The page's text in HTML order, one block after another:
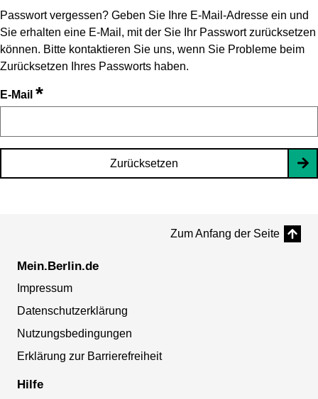
Passwort vergessen? Geben Sie Ihre E-Mail-Adresse ein und
Sie erhalten eine E-Mail, mit der Sie Ihr Passwort zurücksetzen
können. Bitte kontaktieren Sie uns, wenn Sie Probleme beim
Zurücksetzen Ihres Passworts haben.
E-Mail *
Zurücksetzen
Zum Anfang der Seite
Mein.Berlin.de
Impressum
Datenschutzerklärung
Nutzungsbedingungen
Erklärung zur Barrierefreiheit
Hilfe